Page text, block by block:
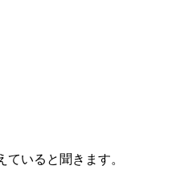
いると聞きます。